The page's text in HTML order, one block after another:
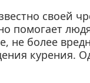
своей
помогает
не более
курения.